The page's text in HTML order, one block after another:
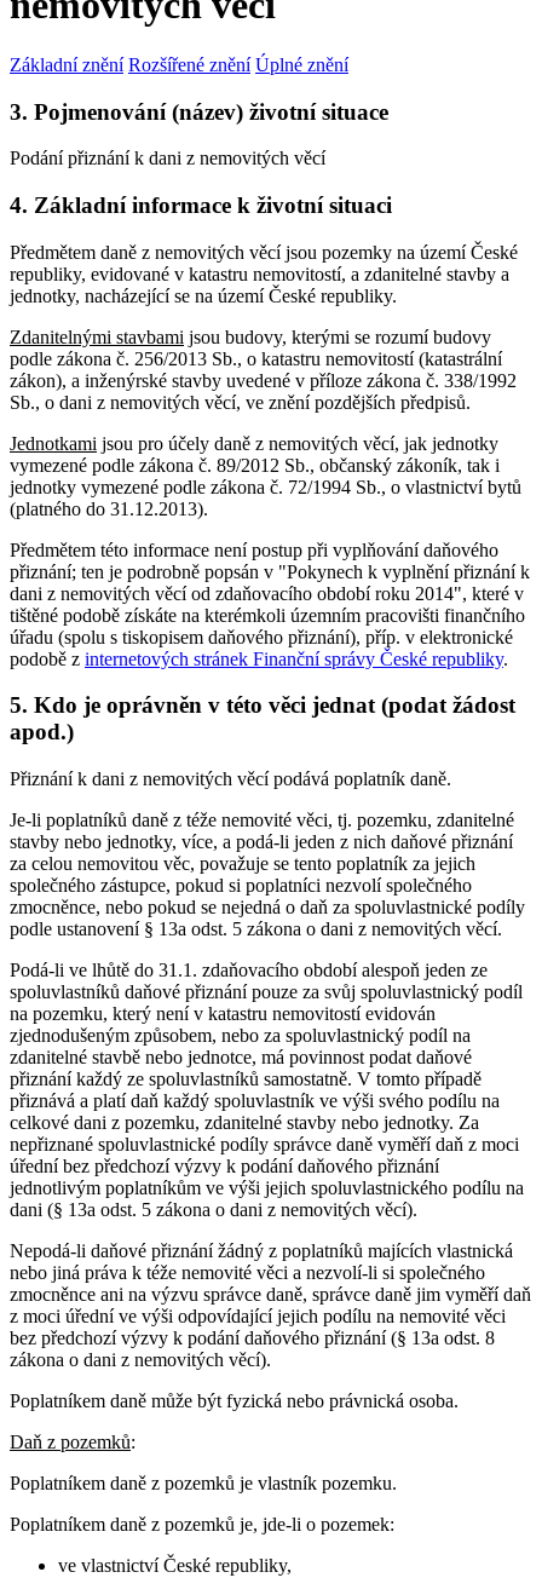
Základní znění Rozšířené znění Úplné znění
3. Pojmenování (název) životní situace
Podání přiznání k dani z nemovitých věcí
4. Základní informace k životní situaci
Předmětem daně z nemovitých věcí jsou pozemky na území České
republiky, evidované v katastru nemovitostí, a zdanitelné stavby a
jednotky, nacházející se na území České republiky.
Zdanitelnými stavbami jsou budovy, kterými se rozumí budovy
podle zákona č. 256/2013 Sb., o katastru nemovitostí (katastrální
zákon), a inženýrské stavby uvedené v příloze zákona č. 338/1992
Sb., o dani z nemovitých věcí, ve znění pozdějších předpisů.
Jednotkami jsou pro účely daně z nemovitých věcí, jak jednotky
vymezené podle zákona č. 89/2012 Sb., občanský zákoník, tak i
jednotky vymezené podle zákona č. 72/1994 Sb., o vlastnictví bytů
(platného do 31.12.2013).
Předmětem této informace není postup při vyplňování daňového
přiznání; ten je podrobně popsán v "Pokynech k vyplnění přiznání k
dani z nemovitých věcí od zdaňovacího období roku 2014", které v
tištěné podobě získáte na kterémkoli územním pracovišti finančního
úřadu (spolu s tiskopisem daňového přiznání), příp. v elektronické
podobě z internetových stránek Finanční správy České republiky.
5. Kdo je oprávněn v této věci jednat (podat žádost
apod.)
Přiznání k dani z nemovitých věcí podává poplatník daně.
Je-li poplatníků daně z téže nemovité věci, tj. pozemku, zdanitelné
stavby nebo jednotky, více, a podá-li jeden z nich daňové přiznání
za celou nemovitou věc, považuje se tento poplatník za jejich
společného zástupce, pokud si poplatníci nezvolí společného
zmocněnce, nebo pokud se nejedná o daň za spoluvlastnické podíly
podle ustanovení § 13a odst. 5 zákona o dani z nemovitých věcí.
Podá-li ve lhůtě do 31.1. zdaňovacího období alespoň jeden ze
spoluvlastníků daňové přiznání pouze za svůj spoluvlastnický podíl
na pozemku, který není v katastru nemovitostí evidován
zjednodušeným způsobem, nebo za spoluvlastnický podíl na
zdanitelné stavbě nebo jednotce, má povinnost podat daňové
přiznání každý ze spoluvlastníků samostatně. V tomto případě
přiznává a platí daň každý spoluvlastník ve výši svého podílu na
celkové dani z pozemku, zdanitelné stavby nebo jednotky. Za
nepřiznané spoluvlastnické podíly správce daně vyměří daň z moci
úřední bez předchozí výzvy k podání daňového přiznání
jednotlivým poplatníkům ve výši jejich spoluvlastnického podílu na
dani (§ 13a odst. 5 zákona o dani z nemovitých věcí).
Nepodá-li daňové přiznání žádný z poplatníků majících vlastnická
nebo jiná práva k téže nemovité věci a nezvolí-li si společného
zmocněnce ani na výzvu správce daně, správce daně jim vyměří daň
z moci úřední ve výši odpovídající jejich podílu na nemovité věci
bez předchozí výzvy k podání daňového přiznání (§ 13a odst. 8
zákona o dani z nemovitých věcí).
Poplatníkem daně může být fyzická nebo právnická osoba.
Daň z pozemků:
Poplatníkem daně z pozemků je vlastník pozemku.
Poplatníkem daně z pozemků je, jde-li o pozemek:
ve vlastnictví České republiky,